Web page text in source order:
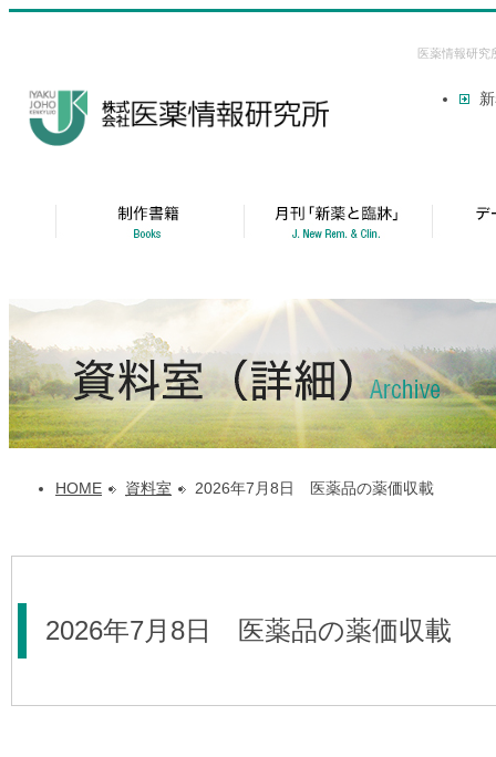
医薬情報研究
HOME 資料室 2026年7月8日 医薬品の薬価収載
2026年7月8日 医薬品の薬価収載